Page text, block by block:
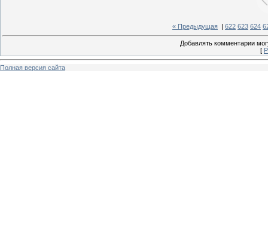
« Предыдущая 622 623 624
Добавлять комментарии
[
Полная версия сайта